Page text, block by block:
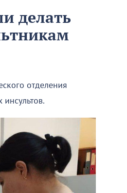
делать
отделения